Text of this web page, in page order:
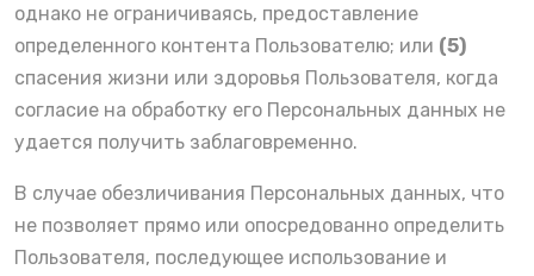
однако не ограничиваясь, предоставление
определенного контента Пользователю; или (5)
спасения жизни или здоровья Пользователя, когда
согласие на обработку его Персональных данных не
удается получить заблаговременно.
В случае обезличивания Персональных данных, что
не позволяет прямо или опосредованно определить
Пользователя, последующее использование и